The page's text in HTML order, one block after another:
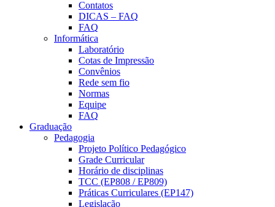
Contatos
DICAS – FAQ
FAQ
Informática
Laboratório
Cotas de Impressão
Convênios
Rede sem fio
Normas
Equipe
FAQ
Graduação
Pedagogia
Projeto Político Pedagógico
Grade Curricular
Horário de disciplinas
TCC (EP808 / EP809)
Práticas Curriculares (EP147)
Legislação